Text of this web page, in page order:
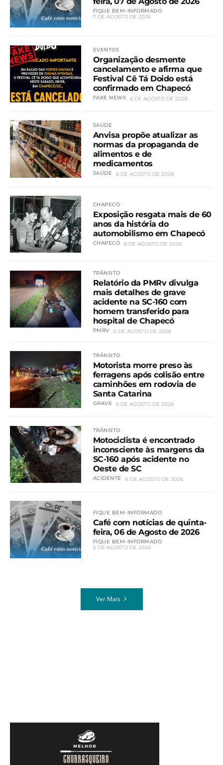
FIQUE BEM-INFORMADO
7 DE AGOSTO DE 2026
EVENTOS
Organização desmente
cancelamento e afirma que
Festival Cê Tá Doido está
confirmado em Chapecó
FAKE NEWS 6 DE AGOSTO DE 2026
SAÚDE
Anvisa propõe atualizar as
normas da propaganda de
alimentos e de
medicamentos
SAÚDE 6 DE AGOSTO DE 2026
CHAPECÓ
Exposição resgata mais de 60
anos da história do
automobilismo em Chapecó
CHAPECÓ 6 DE AGOSTO DE 2026
TRÂNSITO
Relatório da PMRv divulga
mais detalhes de grave
acidente na SC-160 com
homem transferido para
hospital de Chapecó
PMRV 6 DE AGOSTO DE 2026
TRÂNSITO
Motorista morre preso às
ferragens após colisão entre
caminhões em rodovia de
Santa Catarina
GRAVE 6 DE AGOSTO DE 2026
TRÂNSITO
Motociclista é encontrado
inconsciente às margens da
SC-160 após acidente no
Oeste de SC
ACIDENTE 6 DE AGOSTO DE 2026
FIQUE BEM-INFORMADO
Café com notícias de quinta-
feira, 06 de Agosto de 2026
FIQUE BEM-INFORMADO
6 DE AGOSTO DE 2026
Ver Mais